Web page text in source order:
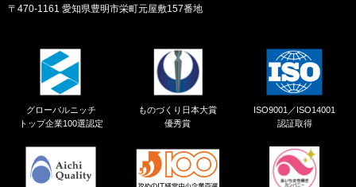
〒470-1161 愛知県豊明市栄町元屋敷157番地
グローバルニッチ
トップ企業100選認定
ものづくり日本大賞
優秀賞
ISO9001／ISO14001
認証取得